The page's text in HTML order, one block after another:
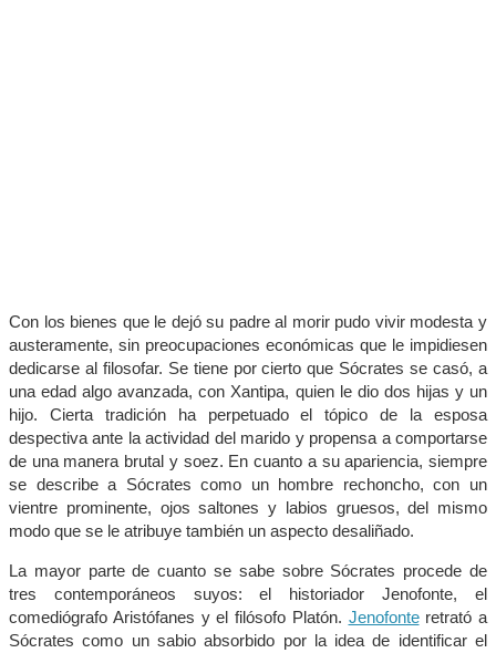
Con los bienes que le dejó su padre al morir pudo vivir modesta y
austeramente, sin preocupaciones económicas que le impidiesen
dedicarse al filosofar. Se tiene por cierto que Sócrates se casó, a
una edad algo avanzada, con Xantipa, quien le dio dos hijas y un
hijo. Cierta tradición ha perpetuado el tópico de la esposa
despectiva ante la actividad del marido y propensa a comportarse
de una manera brutal y soez. En cuanto a su apariencia, siempre
se describe a Sócrates como un hombre rechoncho, con un
vientre prominente, ojos saltones y labios gruesos, del mismo
modo que se le atribuye también un aspecto desaliñado.
La mayor parte de cuanto se sabe sobre Sócrates procede de
tres contemporáneos suyos: el historiador Jenofonte, el
comediógrafo Aristófanes y el filósofo Platón. Jenofonteretrató a
Sócrates como un sabio absorbido por la idea de identificar el